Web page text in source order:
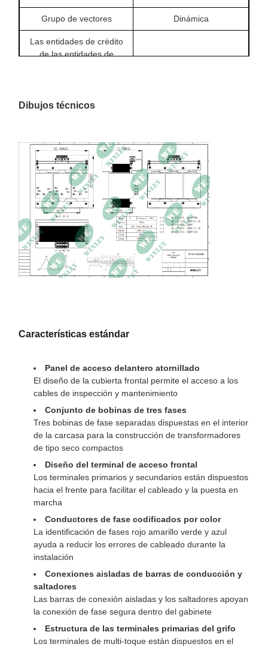
Grupo de vectores Dinámica
Las entidades de crédito
de las entidades de
Método de enfriamiento
Aumento de la
temperatura
80 °C
Clase de aislamiento Clase R
Impedancia 4% ± 7,5% a 120 °C
Eficiencia
Clasificación de los
recintos
NEMA 4X
Las dimensiones
Dibujos técnicos
Características estándar
Panel de acceso delantero atornillado
El diseño de la cubierta frontal permite el acceso a los
cables de inspección y mantenimiento
Conjunto de bobinas de tres fases
Tres bobinas de fase separadas dispuestas en el interior
de la carcasa para la construcción de transformadores
de tipo seco compactos
Diseño del terminal de acceso frontal
Los terminales primarios y secundarios están dispuestos
hacia el frente para facilitar el cableado y la puesta en
marcha
Conductores de fase codificados por color
La identificación de fases rojo amarillo verde y azul
ayuda a reducir los errores de cableado durante la
instalación
Conexiones aisladas de barras de conducción y
saltadores
Las barras de conexión aisladas y los saltadores apoyan
la conexión de fase segura dentro del gabinete
Estructura de las terminales primarias del grifo
Los terminales de multi-toque están dispuestos en el